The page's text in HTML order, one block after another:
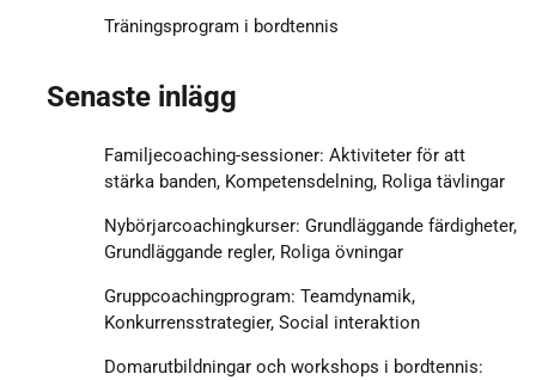
Träningsprogram i bordtennis
Senaste inlägg
Familjecoaching-sessioner: Aktiviteter för att
stärka banden, Kompetensdelning, Roliga tävlingar
Nybörjarcoachingkurser: Grundläggande färdigheter,
Grundläggande regler, Roliga övningar
Gruppcoachingprogram: Teamdynamik,
Konkurrensstrategier, Social interaktion
Domarutbildningar och workshops i bordtennis: